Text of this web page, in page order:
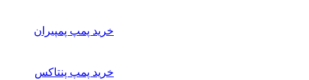
خرید پمپ پمپیران
خرید پمپ پنتاکس